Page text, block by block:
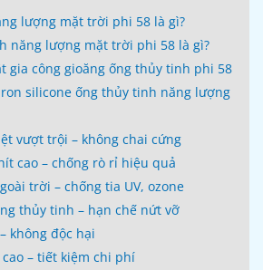
lượng mặt trời phi 58 là gì?
năng lượng mặt trời phi 58 là gì?
gia công gioăng ống thủy tinh phi 58
silicone ống thủy tinh năng lượng
vượt trội – không chai cứng
cao – chống rò rỉ hiệu quả
trời – chống tia UV, ozone
thủy tinh – hạn chế nứt vỡ
không độc hại
– tiết kiệm chi phí